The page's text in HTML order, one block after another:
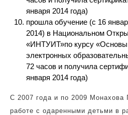
января 2014 года)
прошла обучение (с 16
2014) в Национальном
«ИНТУИТ»по курсу «Основы
электронных
72 часов и получила
января 2014 года)
С 2007 года и по 2009
работе с одаренными детьми в